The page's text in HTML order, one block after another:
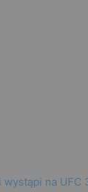
na UFC